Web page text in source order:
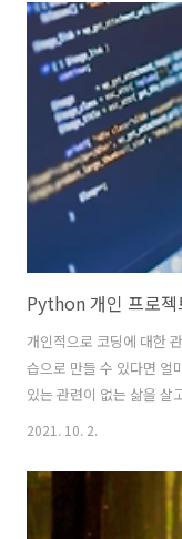
Python 개인 프로
개인적으로 코딩에 대한
습으로 만들 수 있다면 얼
있는 관련이 없는 삶을 살
더욱이, 수많은 코드와 규
는 응용프로그램이 주를
사용할 수 있는 것과 '온
겠지만, 그 주축은 데스
2021. 10. 2.